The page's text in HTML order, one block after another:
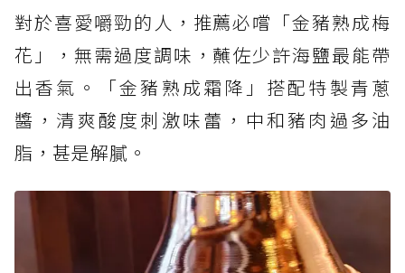
對於喜愛嚼勁的人，推薦必嚐「金豬熟成梅
花」，無需過度調味，蘸佐少許海鹽最能帶
出香氣。「金豬熟成霜降」搭配特製青蔥
醬，清爽酸度刺激味蕾，中和豬肉過多油
脂，甚是解膩。